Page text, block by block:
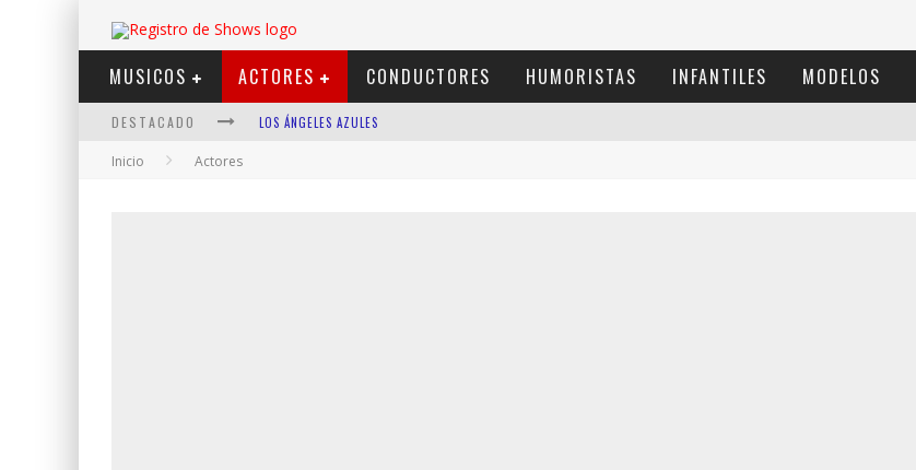
MUSICOS ACTORES CONDUCTORES HUMORISTAS INFANTILES MODELOS
DESTACADO LOS ÁNGELES AZULES
Inicio Actores